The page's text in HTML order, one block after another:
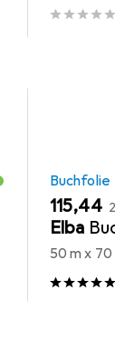
Buchfolie
EUR
115,44
Elba
50 m x 70